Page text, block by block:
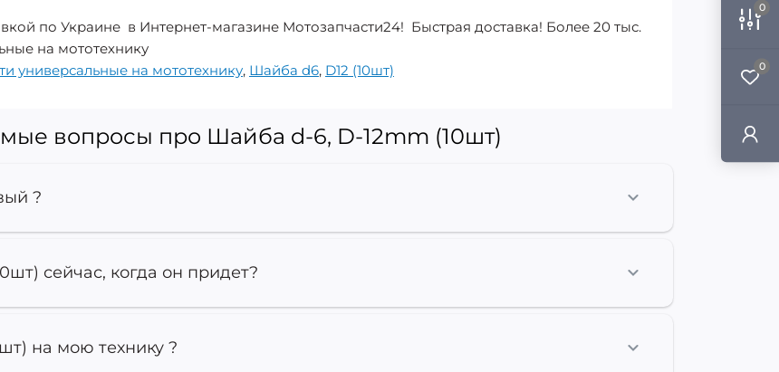
0
0
по Украине в Интернет-магазине Мотозапчасти24! Быстрая доставка! Более 20 тыс.
на мототехнику
универсальные на мототехнику, Шайба d6, D12 (10шт)
вопросы про Шайба d-6, D-12mm (10шт)
?
сейчас, когда он придет?
на мою технику ?